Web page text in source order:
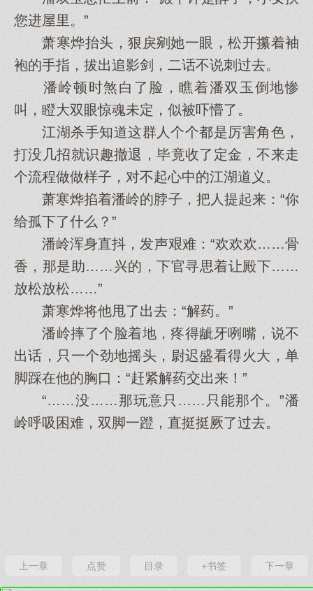
您进屋里。”
萧寒烨抬头，狠戾剜她一眼，松开攥着袖
袍的手指，拔出追影剑，二话不说刺过去。
潘岭顿时煞白了脸，瞧着潘双玉倒地惨
叫，瞪大双眼惊魂未定，似被吓懵了。
江湖杀手知道这群人个个都是厉害角色，
打没几招就识趣撤退，毕竟收了定金，不来走
个流程做做样子，对不起心中的江湖道义。
萧寒烨掐着潘岭的脖子，把人提起来：“你
给孤下了什么？”
潘岭浑身直抖，发声艰难：“欢欢欢……骨
香，那是助……兴的，下官寻思着让殿下……
放松放松……”
萧寒烨将他甩了出去：“解药。”
潘岭摔了个脸着地，疼得龇牙咧嘴，说不
出话，只一个劲地摇头，尉迟盛看得火大，单
脚踩在他的胸口：“赶紧解药交出来！”
“……没……那玩意只……只能那个。”潘
岭呼吸困难，双脚一蹬，直挺挺厥了过去。
上一章 点赞 目录 +书签 下一章